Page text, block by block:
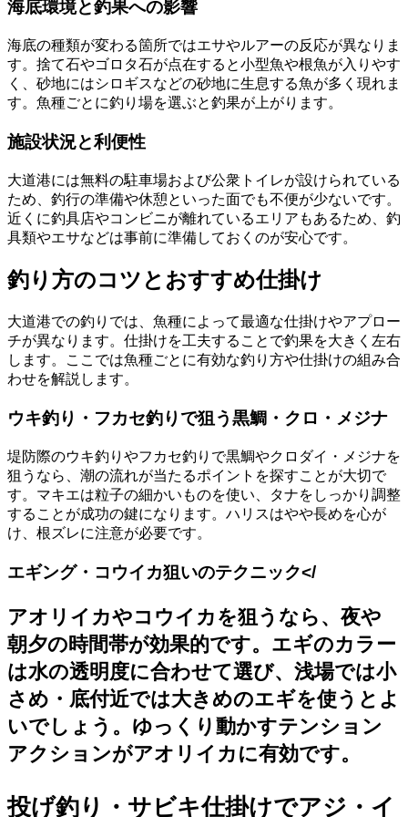
海底環境と釣果への影響
海底の種類が変わる箇所ではエサやルアーの反応が異なりま
す。捨て石やゴロタ石が点在すると小型魚や根魚が入りやす
く、砂地にはシロギスなどの砂地に生息する魚が多く現れま
す。魚種ごとに釣り場を選ぶと釣果が上がります。
施設状況と利便性
大道港には無料の駐車場および公衆トイレが設けられている
ため、釣行の準備や休憩といった面でも不便が少ないです。
近くに釣具店やコンビニが離れているエリアもあるため、釣
具類やエサなどは事前に準備しておくのが安心です。
釣り方のコツとおすすめ仕掛け
大道港での釣りでは、魚種によって最適な仕掛けやアプロー
チが異なります。仕掛けを工夫することで釣果を大きく左右
します。ここでは魚種ごとに有効な釣り方や仕掛けの組み合
わせを解説します。
ウキ釣り・フカセ釣りで狙う黒鯛・クロ・メジナ
堤防際のウキ釣りやフカセ釣りで黒鯛やクロダイ・メジナを
狙うなら、潮の流れが当たるポイントを探すことが大切で
す。マキエは粒子の細かいものを使い、タナをしっかり調整
することが成功の鍵になります。ハリスはやや長めを心が
け、根ズレに注意が必要です。
エギング・コウイカ狙いのテクニック</
アオリイカやコウイカを狙うなら、夜や
朝夕の時間帯が効果的です。エギのカラー
は水の透明度に合わせて選び、浅場では小
さめ・底付近では大きめのエギを使うとよ
いでしょう。ゆっくり動かすテンション
アクションがアオリイカに有効です。
投げ釣り・サビキ仕掛けでアジ・イ